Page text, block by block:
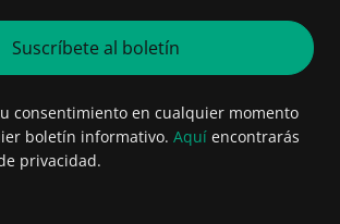
Suscríbete al boletín
consentimiento en cualquier momento
boletín informativo. Aquí encontrarás
privacidad.